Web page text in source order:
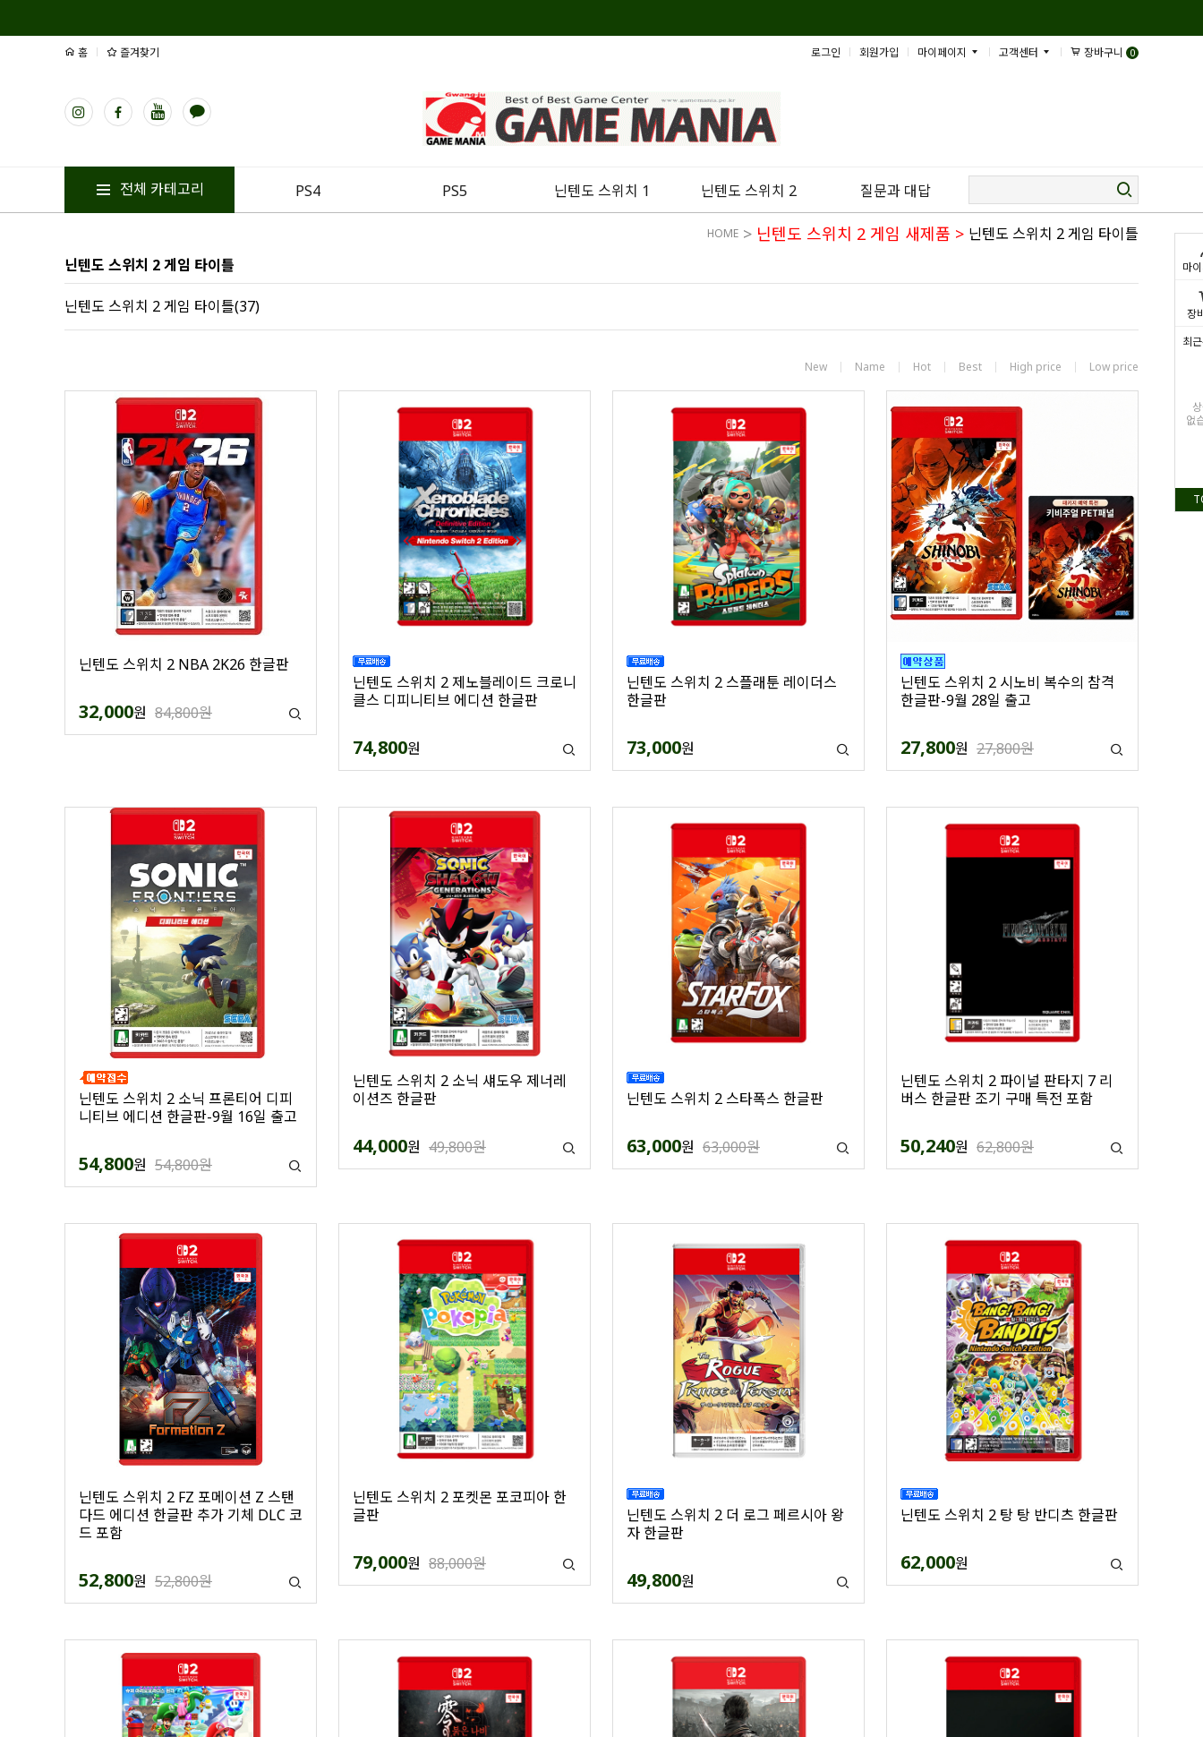
마
장
최
없
홈 즐겨찾기 로그인 회원가입 마이페이지 고객센터 장바구니 0
전체 카테고리 PS4 PS5 닌텐도 스위치 1 닌텐도 스위치 2 질문과 대답
HOME > 닌텐도 스위치 2 게임 새제품 > 닌텐도 스위치 2 게임 타이틀
닌텐도 스위치 2 게임 타이틀
닌텐도 스위치 2 게임 타이틀(37)
New Name Hot Best High price Low price
닌텐도 스위치 2 NBA 2K26 한글판
32,000원 84,800원
닌텐도 스위치 2 제노블레이드 크로니
클스 디피니티브 에디션 한글판
74,800원
닌텐도 스위치 2 스플래툰 레이더스
한글판
73,000원
닌텐도 스위치 2 시노비 복수의 참격
한글판-9월 28일 출고
27,800원 27,800원
닌텐도 스위치 2 소닉 프론티어 디피
니티브 에디션 한글판-9월 16일 출고
54,800원 54,800원
닌텐도 스위치 2 소닉 섀도우 제너레
이션즈 한글판
44,000원 49,800원
닌텐도 스위치 2 스타폭스 한글판
63,000원 63,000원
닌텐도 스위치 2 파이널 판타지 7 리
버스 한글판 조기 구매 특전 포함
50,240원 62,800원
닌텐도 스위치 2 FZ 포메이션 Z 스탠
다드 에디션 한글판 추가 기체 DLC 코
드 포함
52,800원 52,800원
닌텐도 스위치 2 포켓몬 포코피아 한
글판
79,000원 88,000원
닌텐도 스위치 2 더 로그 페르시아 왕
자 한글판
49,800원
닌텐도 스위치 2 탕 탕 반디츠 한글판
62,000원